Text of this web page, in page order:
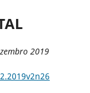
2019